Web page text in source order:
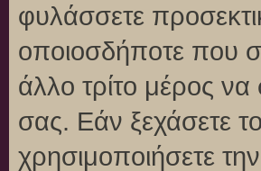
φυλάσσετε
οποιοσδήποτε που
άλλο τρίτο μέρος
σας. Εάν ξεχάσετε
χρησιμοποιήσετε